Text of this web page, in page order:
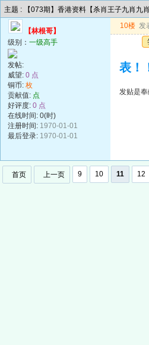
主题 : 【073期】香港资料【杀肖王子九肖九
【林根哥】
级别： 一级高手
发帖:
威望: 0 点
铜币: 枚
贡献值: 点
好评度: 0 点
在线时间: 0(时)
注册时间: 1970-01-01
最后登录: 1970-01-01
10楼 发
表！
发贴是
首页 上一页 9 10 11 12